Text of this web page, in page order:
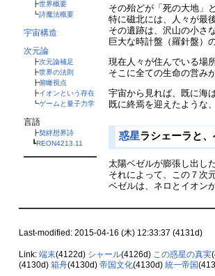
┣世界概要
┗詩魔法概要
宇宙構造
次元論
┣次元論補足
┣世界の法則
┣俯瞰視点
┣イオンという存在
┗ゲームと量子力学
言語
┣契絆想界詩
┗REON4213.11
その殆どが「死の大地」
特に磁北には、人々が最
その遺跡は、沢山の小さ
巨大な時計盤（羅針盤）
現在人々が住んでいる場
そこに全ての生命の営み
宇宙から見れば、既に海
既に終焉を迎えたような
惑星ラシェーラと
太陽ベゼルが膨張し出し
それによって、この７次
ベゼルは、ネロとイオン
Last-modified: 2015-04-16 (木) 12:33:37 (4131d)
Link: 端末(4122d) シャール(4126d) この惑星の真実
(4130d) 箱舟(4130d) 帝国文化(4130d) 統一帝国